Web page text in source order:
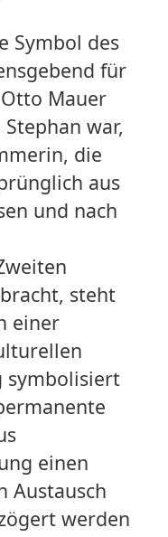
Symbol des
für
Mauer
war,
die
aus
und nach
steht
einer
symbolisiert
einen
Austausch
werden